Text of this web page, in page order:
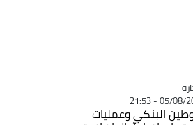
05/08/2026
البنكي وعمليات